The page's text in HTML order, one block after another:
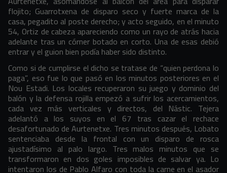
flojito; Guarrotxena de disparo seco y fuerte marca de la
casa, pegadito al poste derecho; y acto seguido, en el minuto
54, Ortiz de cabeza apareciendo como un rayo de atrás hacia
adelante tras un córner botado en corto. Una de esas debió
entrar y el guion bien podía haber sido distinto.
Como si de cumplirse el dicho se tratase de “quien perdona lo
paga”, eso fue lo que pasó en los minutos posteriores en el
Nou Estadi. Los locales recuperaron su juego y dominio del
balón y la defensa rojilla empezó a sufrir los acercamientos,
cada vez más verticales y directos, del Nástic. Tejera
adelantó a los suyos en el 67 tras cazar el rechace
desafortunado de Aurtenetxe. Tres minutos después, Lobato
sentenciaba desde la frontal con un disparo de rosca
ajustadísimo al palo largo. Tres malos minutos que se
transformaron en dos goles imposibles de salvar ya. Lo
intentaron los de Pablo Alfaro con toda la carne en el asador